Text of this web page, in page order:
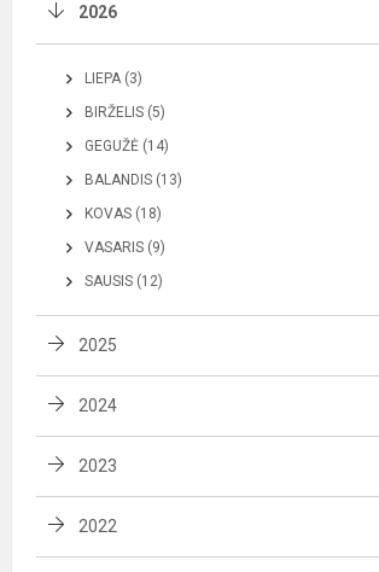
2026
LIEPA (3)
BIRŽELIS (5)
GEGUŽĖ (14)
BALANDIS (13)
KOVAS (18)
VASARIS (9)
SAUSIS (12)
2025
2024
2023
2022